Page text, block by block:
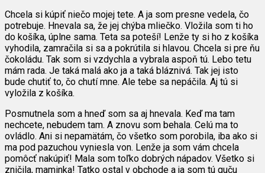
Chcela si kúpiť niečo mojej tete. A ja som presne vedela, čo
potrebuje. Hnevala sa, že jej chýba mliečko. Vložila som ti ho
do košíka, úplne sama. Teta sa poteší! Lenže ty si ho z košíka
vyhodila, zamračila si sa a pokrútila si hlavou. Chcela si pre ňu
čokoládu. Tak som si vzdychla a vybrala aspoň tú. Lebo tetu
mám rada. Je taká malá ako ja a taká bláznivá. Tak jej isto
bude chutiť to, čo chutí mne. Ale tebe sa nepáčila. Aj tú si
vyložila z košíka.
Posmutnela som a hneď som sa aj hnevala. Keď ma tam
nechcete, nebudem tam. A znovu som behala. Celú ma to
ovládlo. Ani si nepamätám, čo všetko som porobila, iba ako si
ma pod pazuchou vyniesla von. Lenže ja som vám chcela
pomôcť nakúpiť! Mala som toľko dobrých nápadov. Všetko si
zničila, maminka! Tatko ostal v obchode a ja som tú guču